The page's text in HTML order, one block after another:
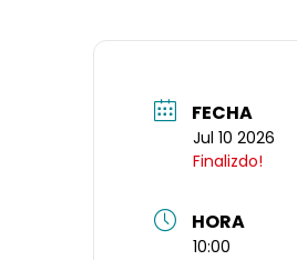
FECHA
Jul 10 2026
Finalizdo!
HORA
10:00